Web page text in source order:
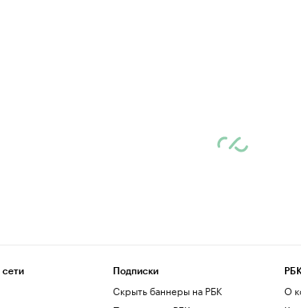
Подписки
Скрыть баннеры на РБК
О